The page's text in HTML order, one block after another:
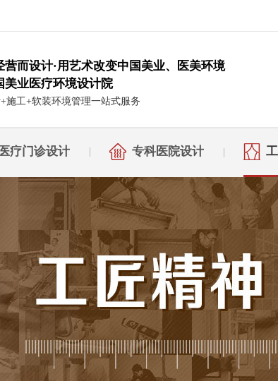
营而设计·用艺术改变中国美业、医美环境
美业医疗环境设计院
施工+软装环境管理一站式服务
医疗门诊设计 专科医院设计